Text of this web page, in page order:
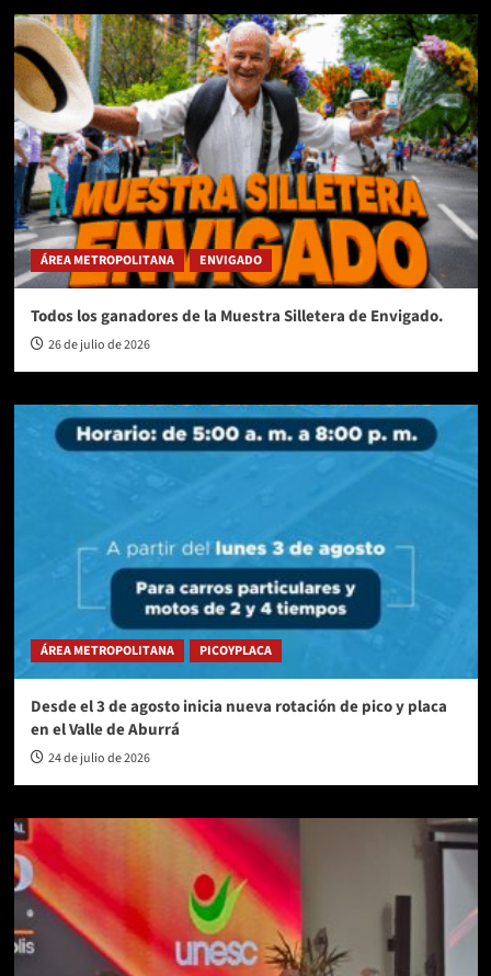
ÁREA METROPOLITANA ENVIGADO
Todos los ganadores de la Muestra Silletera de Envigado.
26 de julio de 2026
ÁREA METROPOLITANA PICOYPLACA
Desde el 3 de agosto inicia nueva rotación de pico y placa
en el Valle de Aburrá
24 de julio de 2026